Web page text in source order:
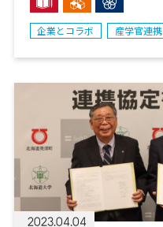
企業とコラボ 産学官連携
2023.04.04